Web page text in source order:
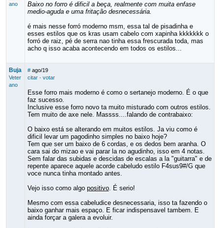
ano
Baixo no forro é dificil a beça, realmente com muita enfase
medio-aguda e uma fritação desnecessária.
é mais nesse forró moderno msm, essa tal de pisadinha e
esses estilos que os kras usam cabelo com xapinha kkkkkkk o
forró de raiz, pé de serra nao tinha essa frescurada toda, mas
acho q isso acaba acontecendo em todos os estilos...
Buja
Veter
ano
# ago/19
citar· votar
Esse forro mais moderno é como o sertanejo moderno. É o que
faz sucesso.
Inclusive esse forro novo ta muito misturado com outros estilos.
Tem muito de axe nele. Massss....falando de contrabaixo:
O baixo está se alterando em muitos estilos. Ja viu como é
dificil levar um pagodinho simples no baixo hoje?
Tem que ser um baixo de 6 cordas, e os dedos bem aranha. O
cara sai do mizao e vai parar la no agudinho, isso em 4 notas.
Sem falar das subidas e descidas de escalas a la "guitarra" e de
repente aparece aquele acorde cabeludo estilo F4sus9#/G que
voce nunca tinha montado antes.
Vejo isso como algo positivo. É serio!
Mesmo com essa cabeludice desnecessaria, isso ta fazendo o
baixo ganhar mais espaço. E ficar indispensavel tambem. E
ainda forçar a galera a evoluir.